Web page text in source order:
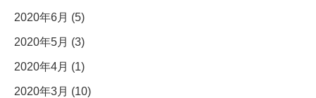
2020年6月 (5)
2020年5月 (3)
2020年4月 (1)
2020年3月 (10)